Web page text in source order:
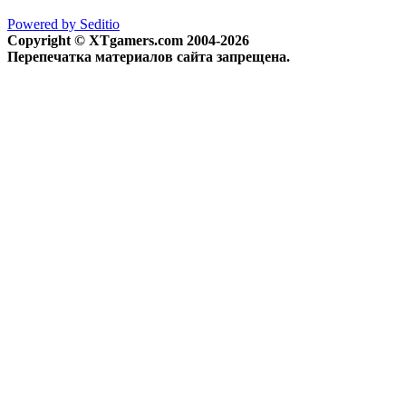
Powered by Seditio
Copyright © XTgamers.com 2004-2026
Перепечатка материалов сайта запрещена.